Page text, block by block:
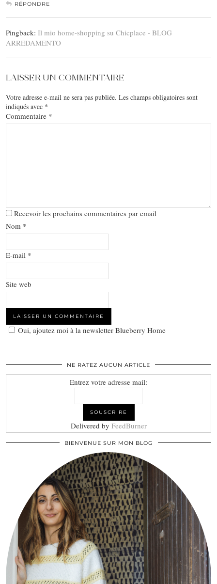
RÉPONDRE
Pingback: Il mio home-shopping su Chicplace - BLOG
ARREDAMENTO
LAISSER UN COMMENTAIRE
Votre adresse e-mail ne sera pas publiée. Les champs obligatoires sont
indiqués avec *
Commentaire *
Recevoir les prochains commentaires par email
Nom *
E-mail *
Site web
Oui, ajoutez moi à la newsletter Blueberry Home
NE RATEZ AUCUN ARTICLE
Entrez votre adresse mail:
Delivered by FeedBurner
BIENVENUE SUR MON BLOG